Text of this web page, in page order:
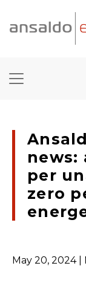
news:
per
zero
May 20, 2024